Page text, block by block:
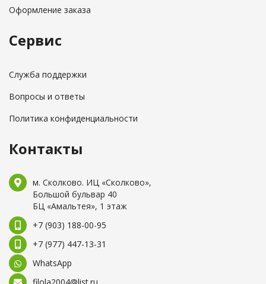
Оформление заказа
Сервис
Служба поддержки
Вопросы и ответы
Политика конфиденциальности
Контакты
м. Сколково. ИЦ «Сколково»,
Большой бульвар 40
БЦ «Амальтея», 1 этаж
+7 (903) 188-00-95
+7 (977) 447-13-31
WhatsApp